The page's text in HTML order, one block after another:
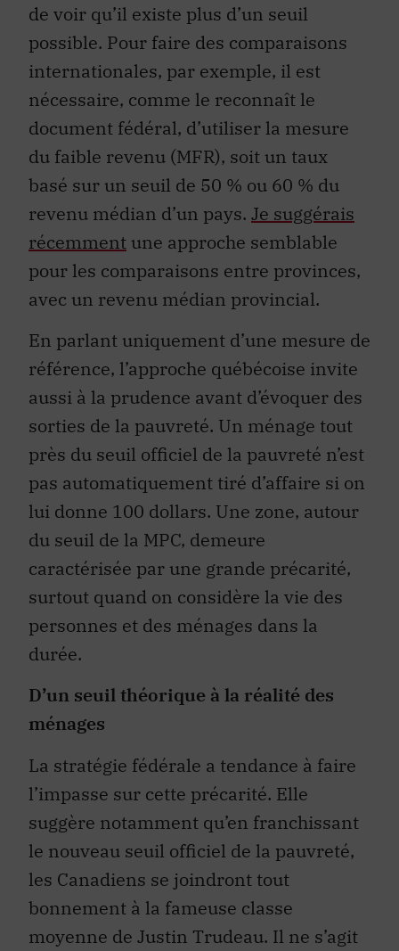
de voir qu’il existe plus d’un seuil
possible. Pour faire des comparaisons
internationales, par exemple, il est
nécessaire, comme le reconnaît le
document fédéral, d’utiliser la mesure
du faible revenu (MFR), soit un taux
basé sur un seuil de 50 % ou 60 % du
revenu médian d’un pays. Je suggérais
récemmentune approche semblable
pour les comparaisons entre provinces,
avec un revenu médian provincial.
En parlant uniquement d’une mesure de
référence, l’approche québécoise invite
aussi à la prudence avant d’évoquer des
sorties de la pauvreté. Un ménage tout
près du seuil officiel de la pauvreté n’est
pas automatiquement tiré d’affaire si on
lui donne 100 dollars. Une zone, autour
du seuil de la MPC, demeure
caractérisée par une grande précarité,
surtout quand on considère la vie des
personnes et des ménages dans la
durée.
D’un seuil théorique à la réalité des
ménages
La stratégie fédérale a tendance à faire
l’impasse sur cette précarité. Elle
suggère notamment qu’en franchissant
le nouveau seuil officiel de la pauvreté,
les Canadiens se joindront tout
bonnement à la fameuse classe
moyenne de Justin Trudeau. Il ne s’agit